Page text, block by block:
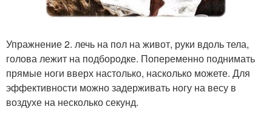
Упражнение 2. лечь на пол на живот, руки вдоль тела,
голова лежит на подбородке. Попеременно поднимать
прямые ноги вверх настолько, насколько можете. Для
эффективности можно задерживать ногу на весу в
воздухе на несколько секунд.